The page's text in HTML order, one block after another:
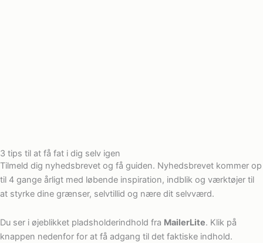
3 tips til at få fat i dig selv igen
Tilmeld dig nyhedsbrevet og få guiden. Nyhedsbrevet kommer op
til 4 gange årligt med løbende inspiration, indblik og værktøjer til
at styrke dine grænser, selvtillid og nære dit selvværd.
Du ser i øjeblikket pladsholderindhold fra MailerLite. Klik på
knappen nedenfor for at få adgang til det faktiske indhold.